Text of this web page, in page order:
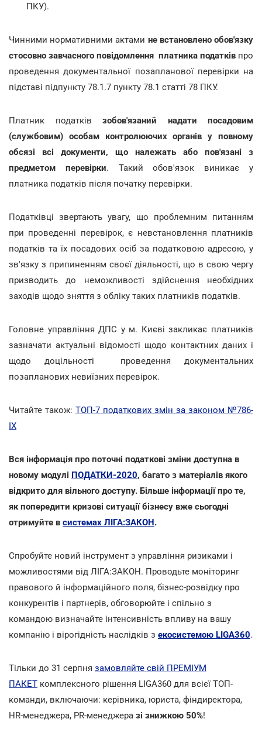
ПКУ).
Чинними нормативними актами не встановлено обов'язку
стосовно завчасного повідомлення платника податків про
проведення документальної позапланової перевірки на
підставі підпункту 78.1.7 пункту 78.1 статті 78 ПКУ.
Платник податків зобов'язаний надати посадовим
(службовим) особам контролюючих органів у повному
обсязі всі документи, що належать або пов'язані з
предметом перевірки. Такий обов'язок виникає у
платника податків після початку перевірки.
Податківці звертають увагу, що проблемним питанням
при проведенні перевірок, є невстановлення платників
податків та їх посадових осіб за податковою адресою, у
зв'язку з припиненням своєї діяльності, що в свою чергу
призводить до неможливості здійснення необхідних
заходів щодо зняття з обліку таких платників податків.
Головне управління ДПС у м. Києві закликає платників
зазначати актуальні відомості щодо контактних даних і
щодо доцільності проведення документальних
позапланових невиїзних перевірок.
Читайте також: ТОП-7 податкових змін за законом №786-
ІХ
Вся інформація про поточні податкові зміни доступна в
новому модулі ПОДАТКИ-2020, багато з матеріалів якого
відкрито для вільного доступу. Більше інформації про те,
як попередити кризові ситуації бізнесу вже сьогодні
отримуйте в системах ЛІГА:ЗАКОН.
Спробуйте новий інструмент з управління ризиками і
можливостями від ЛІГА:ЗАКОН. Проводьте моніторинг
правового й інформаційного поля, бізнес-розвідку про
конкурентів і партнерів, обговорюйте і спільно з
командою визначайте інтенсивність впливу на вашу
компанію і вірогідність наслідків з екосистемою LIGA360.
Тільки до 31 серпня замовляйте свій ПРЕМІУМ
ПАКЕТ комплексного рішення LIGA360 для всієї ТОП-
команди, включаючи: керівника, юриста, фіндиректора,
HR-менеджера, PR-менеджера зі знижкою 50%!